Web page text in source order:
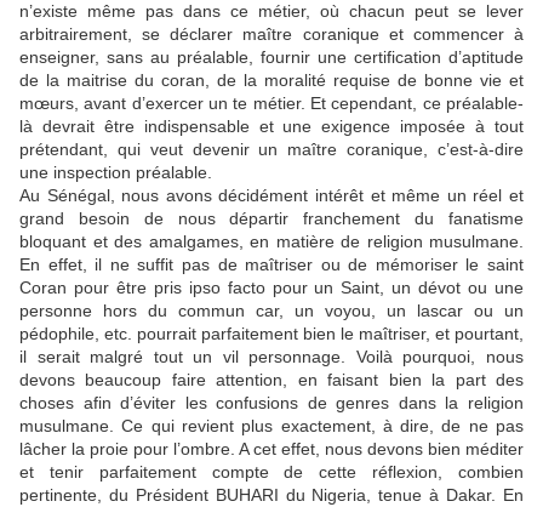
n’existe même pas dans ce métier, où chacun peut se lever
arbitrairement, se déclarer maître coranique et commencer à
enseigner, sans au préalable, fournir une certification d’aptitude
de la maitrise du coran, de la moralité requise de bonne vie et
mœurs, avant d’exercer un te métier. Et cependant, ce préalable-
là devrait être indispensable et une exigence imposée à tout
prétendant, qui veut devenir un maître coranique, c’est-à-dire
une inspection préalable.
Au Sénégal, nous avons décidément intérêt et même un réel et
grand besoin de nous départir franchement du fanatisme
bloquant et des amalgames, en matière de religion musulmane.
En effet, il ne suffit pas de maîtriser ou de mémoriser le saint
Coran pour être pris ipso facto pour un Saint, un dévot ou une
personne hors du commun car, un voyou, un lascar ou un
pédophile, etc. pourrait parfaitement bien le maîtriser, et pourtant,
il serait malgré tout un vil personnage. Voilà pourquoi, nous
devons beaucoup faire attention, en faisant bien la part des
choses afin d’éviter les confusions de genres dans la religion
musulmane. Ce qui revient plus exactement, à dire, de ne pas
lâcher la proie pour l’ombre. A cet effet, nous devons bien méditer
et tenir parfaitement compte de cette réflexion, combien
pertinente, du Président BUHARI du Nigeria, tenue à Dakar. En